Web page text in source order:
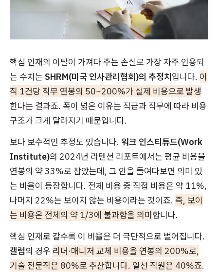
핵심 인재의 이탈이 가져다 주는 손실로 가장 자주 인용되
는 수치는 SHRM(미국 인사관리협회)의 추정치입니다. 이
직 1건당 직무 연봉의 50~200%가 실제 비용으로 발생
한다는 결과죠. 폭이 넓은 이유는 직급과 직무에 따라 비용
구조가 크게 달라지기 때문입니다.
보다 보수적인 추정도 있습니다. 워크 인스티튜드(Work
Institute)의 2024년 리텐션 리포트에서는 평균 비용을
연봉의 약 33%로 잡았는데, 그 안을 들여다보면 의미 있
는 비율이 등장합니다. 전체 비용 중 직접 비용은 약 11%,
나머지 22%는 보이지 않는 비용이라는 것이죠. 즉, 보이
는 비용은 전체의 약 1/3에 불과함을 의미합니다.
핵심 인재로 갈수록 이 비율은 더 극단적으로 벌어집니다.
갤럽의 경우 리더·매니저 교체 비용을 연봉의 200%로,
기술 전문직은 80%로 추산합니다. 일선 직원은 40%죠.